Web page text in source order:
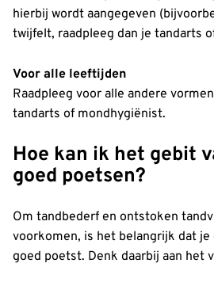
hierbij wordt aangegeven
twijfelt, raadpleeg dan je tandarts
Voor alle leeftijden
Raadpleeg voor alle andere
tandarts of mondhygiënist.
Hoe kan ik het gebit
goed poetsen?
Om tandbederf en ontstoken
voorkomen, is het belangrijk dat je
goed poetst. Denk daarbij aan het